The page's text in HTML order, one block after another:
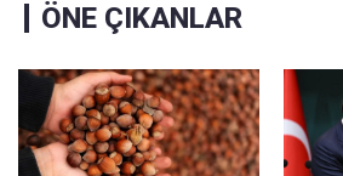
ÖNE ÇIKANLAR